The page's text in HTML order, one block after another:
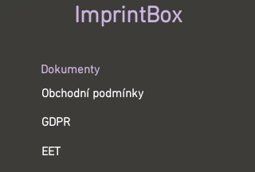
ImprintBox
Dokumenty
Obchodní podmínky
GDPR
EET